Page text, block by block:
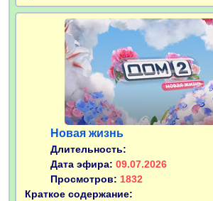
Новая жизнь
Длительность:
Дата эфира: 09.07.2026
Просмотров: 1832
Краткое содержание: